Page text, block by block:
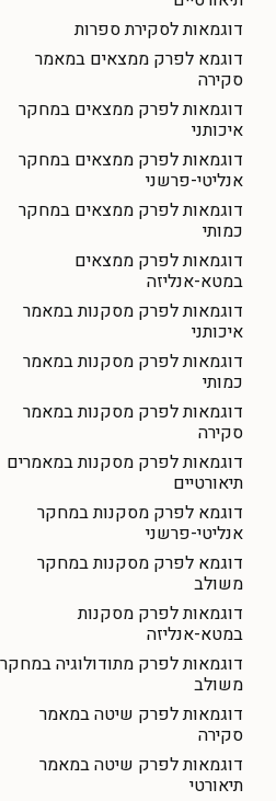
דוגמאות לסקירת ספרות
דוגמא לפרק ממצאים במאמר
סקירה
דוגמאות לפרק ממצאים במחקר
איכותני
דוגמאות לפרק ממצאים במחקר
אנליטי-פרשני
דוגמאות לפרק ממצאים במחקר
כמותי
דוגמאות לפרק ממצאים
במטא-אנליזה
דוגמאות לפרק מסקנות במאמר
איכותני
דוגמאות לפרק מסקנות במאמר
כמותי
דוגמאות לפרק מסקנות במאמר
סקירה
דוגמאות לפרק מסקנות במאמרים
תיאורטיים
דוגמא לפרק מסקנות במחקר
אנליטי-פרשני
דוגמא לפרק מסקנות במחקר
משולב
דוגמאות לפרק מסקנות
במטא-אנליזה
דוגמאות לפרק מתודולוגיה במחקר
משולב
דוגמאות לפרק שיטה במאמר
סקירה
דוגמאות לפרק שיטה במאמר
תיאורטי